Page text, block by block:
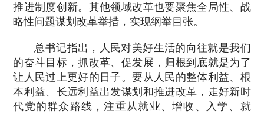
推进制度创新。其他领域改革也要聚焦全局性、战
略性问题谋划改革举措，实现纲举目张。
总书记指出，人民对美好生活的向往就是我们
的奋斗目标，抓改革、促发展，归根到底就是为了
让人民过上更好的日子。要从人民的整体利益、根
本利益、长远利益出发谋划和推进改革，走好新时
代党的群众路线，注重从就业、增收、入学、就